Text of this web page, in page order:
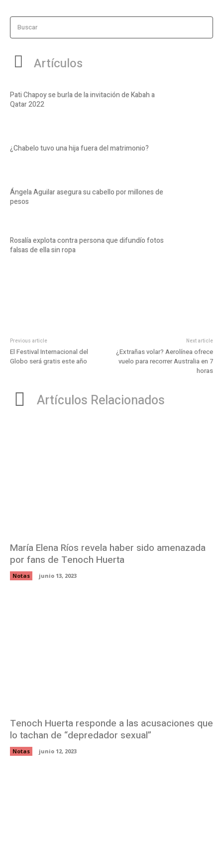
Buscar
Artículos
Pati Chapoy se burla de la invitación de Kabah a
Qatar 2022
¿Chabelo tuvo una hija fuera del matrimonio?
Ángela Aguilar asegura su cabello por millones de
pesos
Rosalía explota contra persona que difundío fotos
falsas de ella sin ropa
Previous article
El Festival Internacional del
Globo será gratis este año
Next article
¿Extrañas volar? Aerolínea ofrece
vuelo para recorrer Australia en 7
horas
Artículos Relacionados
María Elena Ríos revela haber sido amenazada
por fans de Tenoch Huerta
Notas junio 13, 2023
Tenoch Huerta responde a las acusaciones que
lo tachan de “depredador sexual”
Notas junio 12, 2023